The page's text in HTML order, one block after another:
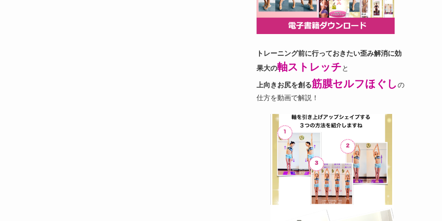
トレーニング前に行っておきたい歪み解消に効
果大の軸ストレッチと
上向きお尻を創る筋膜セルフほぐしの
仕方を動画で解説！